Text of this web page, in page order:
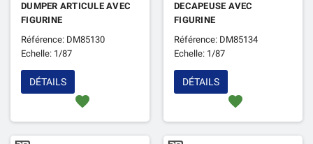
DUMPER ARTICULE AVEC
FIGURINE
Référence: DM85130
Echelle: 1/87
favorite
DÉTAILS
DECAPEUSE AVEC
FIGURINE
Référence: DM85134
Echelle: 1/87
favorite
DÉTAILS